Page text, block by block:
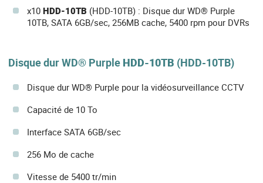
x10 HDD-10TB (HDD-10TB) : Disque dur WD® Purple
10TB, SATA 6GB/sec, 256MB cache, 5400 rpm pour DVRs
Disque dur WD® Purple HDD-10TB (HDD-10TB)
Disque dur WD® Purple pour la vidéosurveillance CCTV
Capacité de 10 To
Interface SATA 6GB/sec
256 Mo de cache
Vitesse de 5400 tr/min